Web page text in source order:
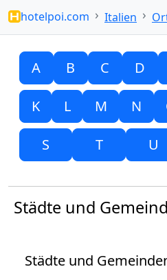
hotelpoi.com Italien
A B C D
K L M N
S T U
Städte und
Städte und